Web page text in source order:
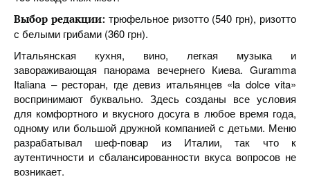
Выбор редакции: трюфельное ризотто (540 грн), ризотто
с белыми грибами (360 грн).
Итальянская кухня, вино, легкая музыка и
завораживающая панорама вечернего Киева. Guramma
Italiana – ресторан, где девиз итальянцев «la dolce vita»
воспринимают буквально. Здесь созданы все условия
для комфортного и вкусного досуга в любое время года,
одному или большой дружной компанией с детьми. Меню
разрабатывал шеф-повар из Италии, так что к
аутентичности и сбалансированности вкуса вопросов не
возникает.